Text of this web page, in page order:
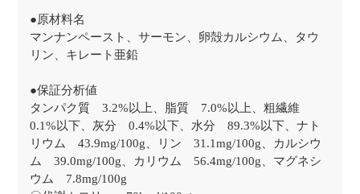
●原材料名
マンナンペースト、サーモン、卵殻カルシウム、タウ
リン、キレート亜鉛
●保証分析値
タンパク質 3.2%以上、脂質 7.0%以上、粗繊維
0.1%以下、灰分 0.4%以下、水分 89.3%以下、ナト
リウム 43.9mg/100g、リン 31.1mg/100g、カルシウ
ム 39.0mg/100g、カリウム 56.4mg/100g、マグネシ
ウム 7.8mg/100g